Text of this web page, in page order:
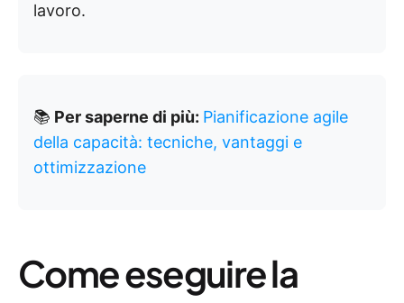
lavoro.
📚 Per saperne di più: Pianificazione agile
della capacità: tecniche, vantaggi e
ottimizzazione
Come eseguire la